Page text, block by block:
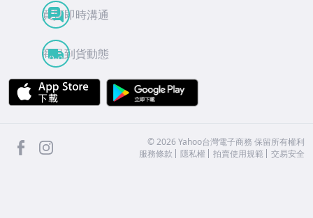
買賣即時溝通
商品到貨動態
APP Store
facebook ©2026 Yahoo台灣電子商務 保留所有權利
服務條款
隱私權 拍賣使用規範 交易安全